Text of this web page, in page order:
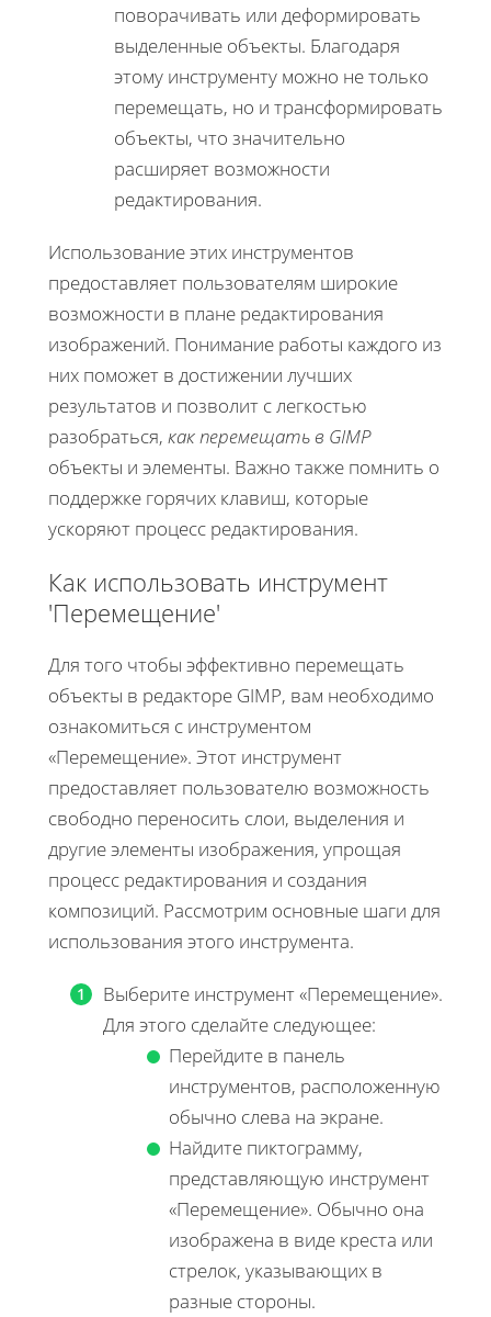
поворачивать или деформировать
выделенные объекты. Благодаря
этому инструменту можно не только
перемещать, но и трансформировать
объекты, что значительно
расширяет возможности
редактирования.
Использование этих инструментов
предоставляет пользователям широкие
возможности в плане редактирования
изображений. Понимание работы каждого из
них поможет в достижении лучших
результатов и позволит с легкостью
разобраться, как перемещать в GIMP
объекты и элементы. Важно также помнить о
поддержке горячих клавиш, которые
ускоряют процесс редактирования.
Как использовать инструмент
'Перемещение'
Для того чтобы эффективно перемещать
объекты в редакторе GIMP, вам необходимо
ознакомиться с инструментом
«Перемещение». Этот инструмент
предоставляет пользователю возможность
свободно переносить слои, выделения и
другие элементы изображения, упрощая
процесс редактирования и создания
композиций. Рассмотрим основные шаги для
использования этого инструмента.
Выберите инструмент «Перемещение».
Для этого сделайте следующее:
Перейдите в панель
инструментов, расположенную
обычно слева на экране.
Найдите пиктограмму,
представляющую инструмент
«Перемещение». Обычно она
изображена в виде креста или
стрелок, указывающих в
разные стороны.